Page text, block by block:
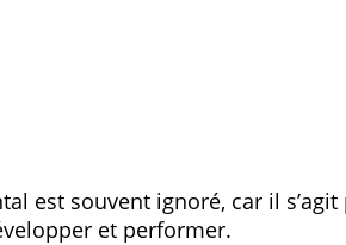
est souvent ignoré, car il s’agit
et performer.